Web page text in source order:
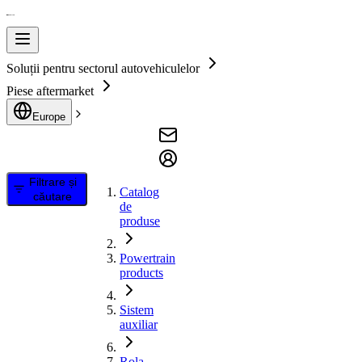
Soluții pentru sectorul autovehiculelor
Piese aftermarket
Europe
Filtrare și
căutare
Catalog
de
produse
Powertrain
products
Sistem
auxiliar